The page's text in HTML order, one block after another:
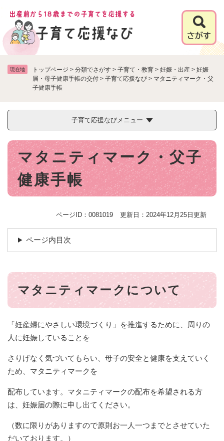
の
先
現在地 トップページ > 分類でさがす > 子育て・教育 > 妊娠・出産 > 妊娠
届・母子健康手帳の交付 > 子育て応援なび > マタニティマーク・父
子健康手帳
子育て応援なびメニュー
本
文 マタニティマーク・父子
健康手帳
ページID：0081019 更新日：2024年12月25日更新
ページ内目次
マタニティマークについて
「妊産婦にやさしい環境づくり」を推進するために、周りの
人に妊娠していることを
さりげなく気づいてもらい、母子の安全と健康を支えていく
ため、マタニティマークを
配布しています。マタニティマークの配布を希望される方
は、妊娠届の際に申し出てください。
（数に限りがありますので原則お一人一つまでとさせていた
だいております。）